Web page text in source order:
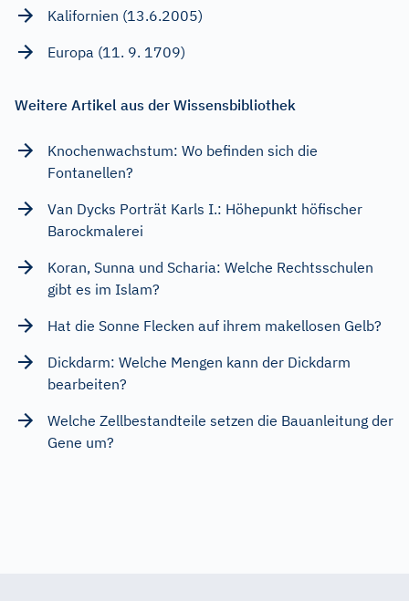
Kalifornien (13.6.2005)
Europa (11. 9. 1709)
Weitere Artikel aus der Wissensbibliothek
Knochenwachstum: Wo befinden sich die
Fontanellen?
Van Dycks Porträt Karls I.: Höhepunkt höfischer
Barockmalerei
Koran, Sunna und Scharia: Welche Rechtsschulen
gibt es im Islam?
Hat die Sonne Flecken auf ihrem makellosen Gelb?
Dickdarm: Welche Mengen kann der Dickdarm
bearbeiten?
Welche Zellbestandteile setzen die Bauanleitung der
Gene um?